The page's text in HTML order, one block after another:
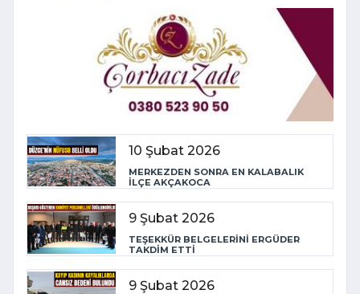
10 Şubat 2026
MERKEZDEN SONRA EN KALABALIK
İLÇE AKÇAKOCA
9 Şubat 2026
TEŞEKKÜR BELGELERİNİ ERGÜDER
TAKDİM ETTİ
9 Şubat 2026